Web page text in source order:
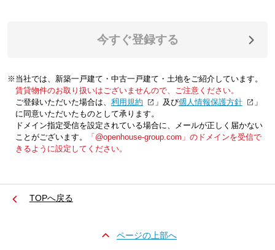
今すぐ登録する
※当社では、新築一戸建て・中古一戸建て・土地をご紹介しています。
賃貸物件のお取り扱いはございませんので、ご注意ください。
ご登録いただいた場合は、「利用規約 」及び「個人情報保護方針
」
に同意いただいたものとして承ります。
ドメイン指定受信を設定されている場合に、メールが正しく届かない
ことがございます。
「@openhouse-group.com」のドメインを受信で
きるように設定してください。
TOPへ戻る
ページの上部へ